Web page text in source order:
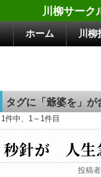
川柳サーク
ホーム 川柳
タグに「爺婆を」が
1件中、1～1件目
秒針が 人生
投稿